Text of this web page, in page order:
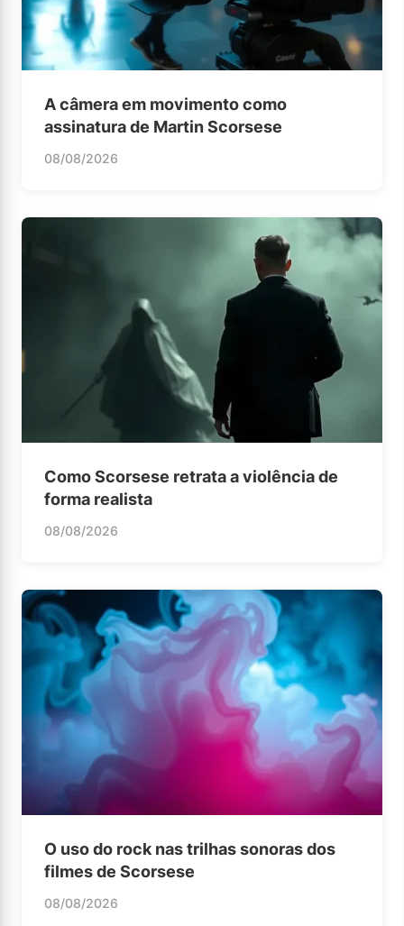
A câmera em movimento como
assinatura de Martin Scorsese
08/08/2026
Como Scorsese retrata a violência de
forma realista
08/08/2026
O uso do rock nas trilhas sonoras dos
filmes de Scorsese
08/08/2026